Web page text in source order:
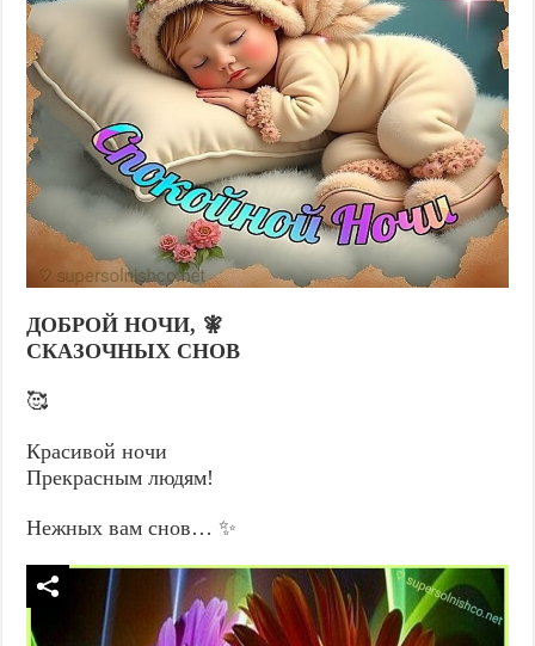
ДОБРОЙ НОЧИ, 🧚
СКАЗОЧНЫХ СНОВ
🥰
Красивой ночи
Прекрасным людям!
Нежных вам снов… ✨